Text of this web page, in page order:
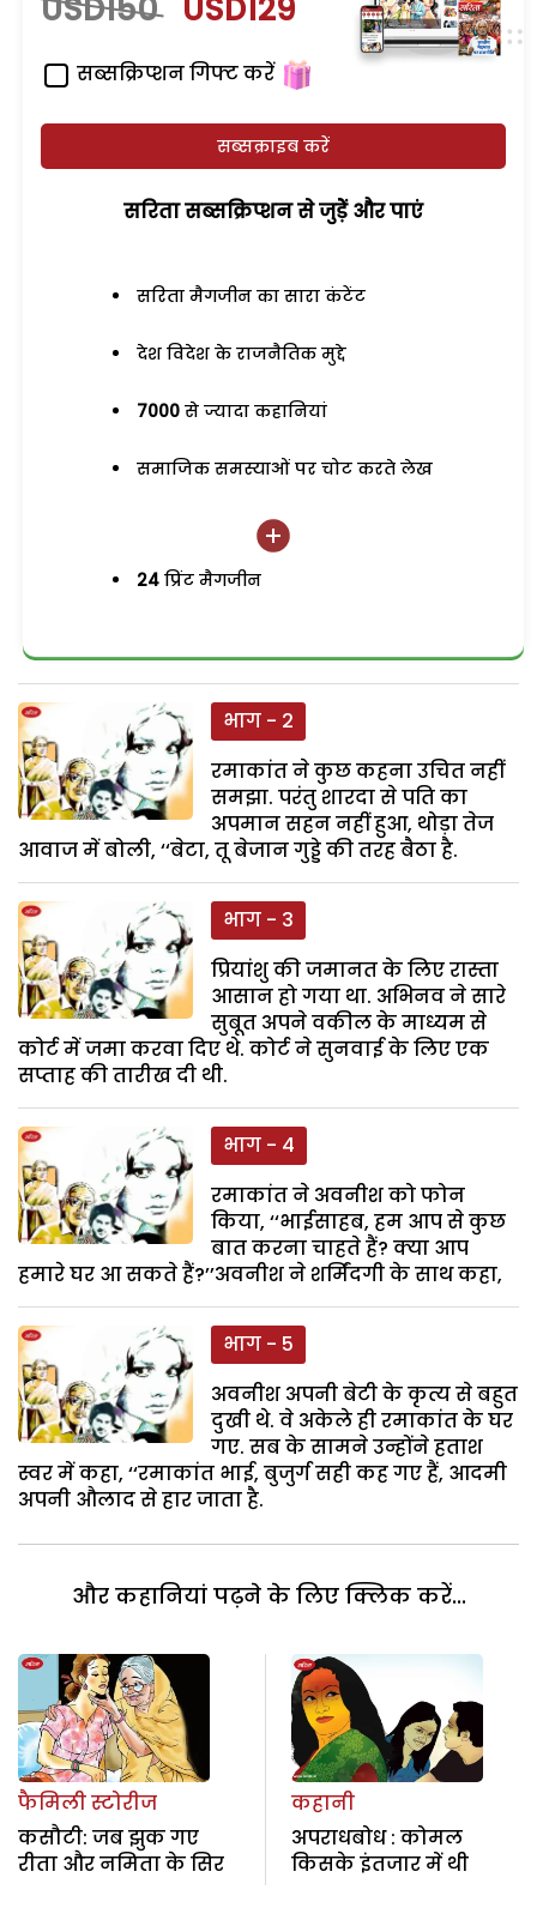
USD150 USD129
सब्सक्रिप्शन गिफ्ट करें
सब्सक्राइब करें
सरिता सब्सक्रिप्शन से जुड़ेें और पाएं
सरिता मैगजीन का सारा कंटेंट
देश विदेश के राजनैतिक मुद्दे
7000 से ज्यादा कहानियां
समाजिक समस्याओं पर चोट करते लेख
24 प्रिंट मैगजीन
भाग - 2
रमाकांत ने कुछ कहना उचित नहीं
समझा. परंतु शारदा से पति का
अपमान सहन नहीं हुआ, थोड़ा तेज
आवाज में बोली, ‘‘बेटा, तू बेजान गुड्डे की तरह बैठा है.
भाग - 3
प्रियांशु की जमानत के लिए रास्ता
आसान हो गया था. अभिनव ने सारे
सुबूत अपने वकील के माध्यम से
कोर्ट में जमा करवा दिए थे. कोर्ट ने सुनवाई के लिए एक
सप्ताह की तारीख दी थी.
भाग - 4
रमाकांत ने अवनीश को फोन
किया, ‘‘भाईसाहब, हम आप से कुछ
बात करना चाहते हैं? क्या आप
हमारे घर आ सकते हैं?’’अवनीश ने शर्मिंदगी के साथ कहा,
भाग - 5
अवनीश अपनी बेटी के कृत्य से बहुत
दुखी थे. वे अकेले ही रमाकांत के घर
गए. सब के सामने उन्होंने हताश
स्वर में कहा, ‘‘रमाकांत भाई, बुजुर्ग सही कह गए हैं, आदमी
अपनी औलाद से हार जाता है.
और कहानियां पढ़ने के लिए क्लिक करें...
फैमिली स्टोरीज
कसौटी: जब झुक गए
रीता और नमिता के सिर
कहानी
अपराधबोध : कोमल
किसके इंतजार में थी